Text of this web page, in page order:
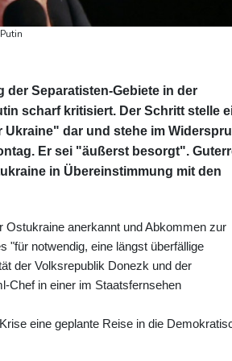
der Separatisten-Gebiete in der
scharf kritisiert. Der Schritt stelle
dar und stehe im
Er sei "äußerst besorgt".
in Übereinstimmung mit den
Ostukraine anerkannt und Abkommen zur
"für notwendig, eine längst überfällige
der Volksrepublik Donezk und der
Chef in einer im Staatsfernsehen
eine geplante Reise in die